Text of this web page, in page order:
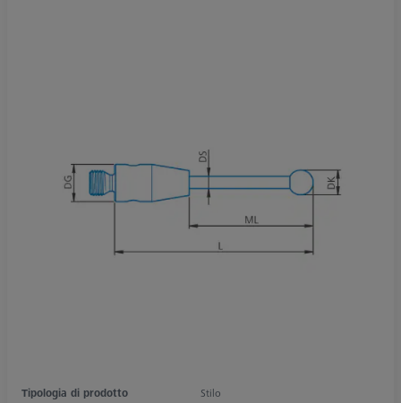
Tipologia di prodotto
Stilo